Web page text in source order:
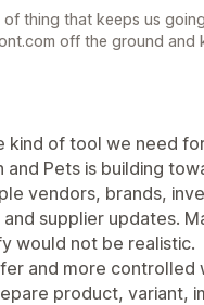
thing that keeps us
off the ground
kind of tool we need
and Pets is building
vendors, brands,
supplier updates.
would not be realistic.
and more
product, variant,